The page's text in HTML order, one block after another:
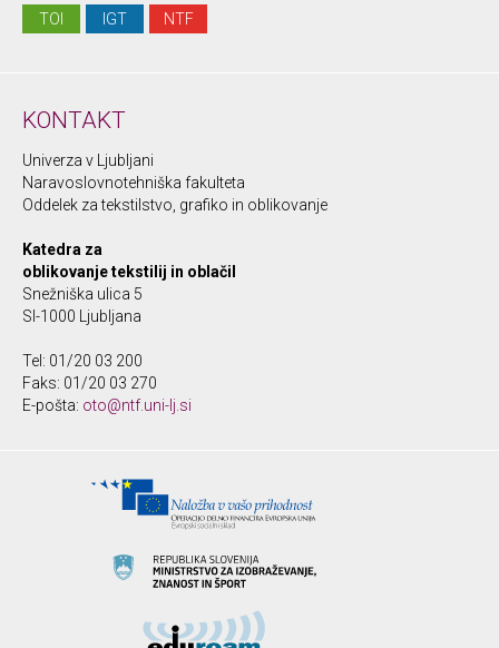
TOI
IGT NTF
KONTAKT
Univerza v Ljubljani
Naravoslovnotehniška fakulteta
Oddelek za tekstilstvo, grafiko in oblikovanje
Katedra za
oblikovanje tekstilij in oblačil
Snežniška ulica 5
SI-1000 Ljubljana
Tel: 01/20 03 200
Faks: 01/20 03 270
E-pošta: oto@ntf.uni-lj.si